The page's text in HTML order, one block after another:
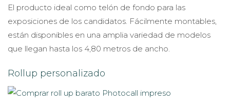
El producto ideal como telón de fondo para las
exposiciones de los candidatos. Fácilmente montables,
están disponibles en una amplia variedad de modelos
que llegan hasta los 4,80 metros de ancho.
Rollup personalizado